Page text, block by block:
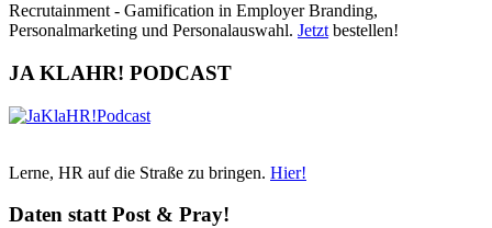
Recrutainment - Gamification in Employer Branding,
Personalmarketing und Personalauswahl. Jetzt bestellen!
JA KLAHR! PODCAST
Lerne, HR auf die Straße zu bringen. Hier!
Daten statt Post & Pray!